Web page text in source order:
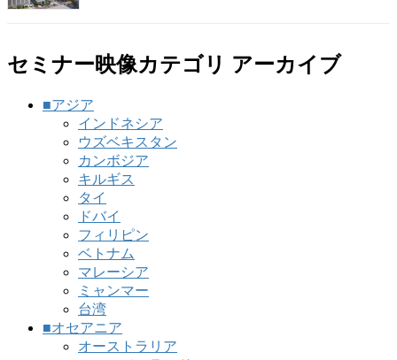
セミナー映像カテゴリ アーカイブ
■アジア
インドネシア
ウズベキスタン
カンボジア
キルギス
タイ
ドバイ
フィリピン
ベトナム
マレーシア
ミャンマー
台湾
■オセアニア
オーストラリア